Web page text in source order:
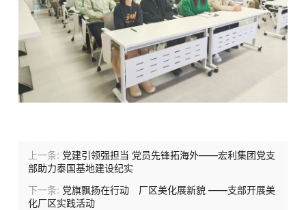
上一条: 党建引领强担当 党员先锋拓海外——宏利集团党支
部助力泰国基地建设纪实
下一条: 党旗飘扬在行动 厂区美化展新貌 ——支部开展美
化厂区实践活动